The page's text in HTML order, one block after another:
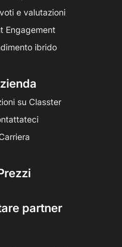
e valutazioni
Engagement
ibrido
su Classter
partner